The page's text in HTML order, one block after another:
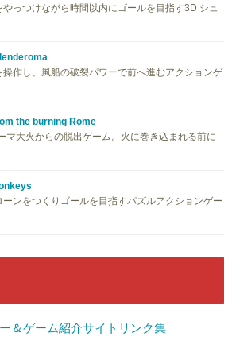
やっつけながら時間以内にゴールを目指す3D シュ
操作し、風船の破裂パワーで前へ進むアクションゲ
the burning Rome
マ大火からの脱出ゲーム。火に巻き込まれる前に
ーンをつくりゴールを目指すパズルアクションゲー
＆ゲーム紹介サイトリンク集